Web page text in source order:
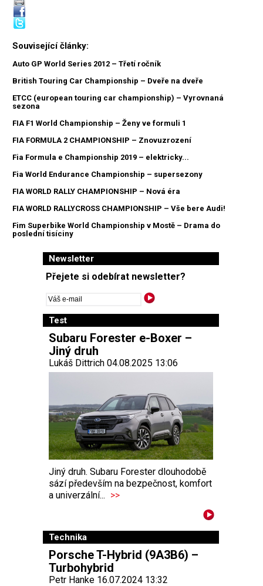
Související články:
Auto GP World Series 2012 – Třetí ročník
British Touring Car Championship – Dveře na dveře
ETCC (european touring car championship) – Vyrovnaná
sezona
FIA F1 World Championship – Ženy ve formuli 1
FIA FORMULA 2 CHAMPIONSHIP – Znovuzrození
Fia Formula e Championship 2019 – elektricky...
Fia World Endurance Championship – supersezony
FIA WORLD RALLY CHAMPIONSHIP – Nová éra
FIA WORLD RALLYCROSS CHAMPIONSHIP – Vše bere Audi!
Fim Superbike World Championship v Mostě – Drama do
poslední tisíciny
Newsletter
Přejete si odebírat newsletter?
Test
Subaru Forester e-Boxer –
Jiný druh
Lukáš Dittrich 04.08.2025 13:06
Jiný druh. Subaru Forester dlouhodobě
sází především na bezpečnost, komfort
a univerzální... >>
Technika
Porsche T-Hybrid (9A3B6) –
Turbohybrid
Petr Hanke 16.07.2024 13:32